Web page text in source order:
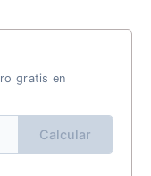
gratis en
Calcular